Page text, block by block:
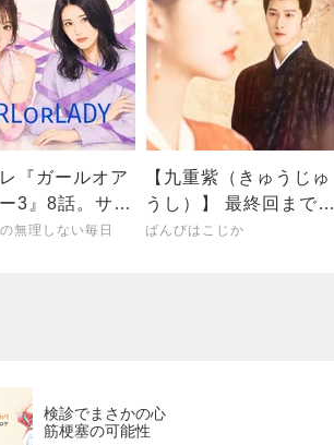
『ガールオア
3』8話。サヨ
ミユ。レイに
無理しない毎日
【九重紫（きゅうじゅ
うし）】 最終回まで観
た 〜閉塞感が開放され
ばんびはこじか
検診でまさかの心
筋梗塞の可能性